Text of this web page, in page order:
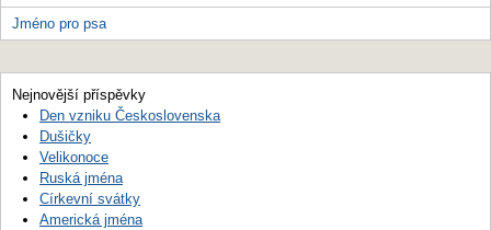
Jméno pro psa
Nejnovější příspěvky
Den vzniku Československa
Dušičky
Velikonoce
Ruská jména
Církevní svátky
Americká jména